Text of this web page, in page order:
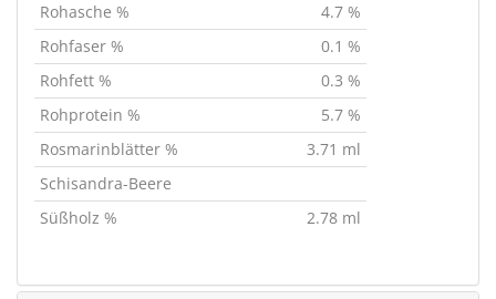
Rohasche %
4.7 %
Rohfaser %
0.1 %
Rohfett %
0.3 %
Rohprotein %
5.7 %
Rosmarinblätter %
3.71 ml
Schisandra-Beere
Süßholz %
2.78 ml